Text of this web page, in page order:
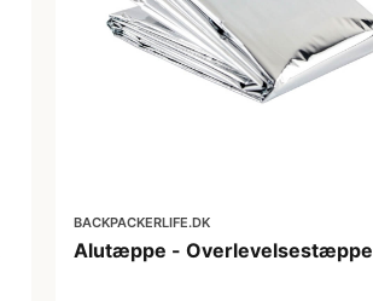
BACKPACKERLIFE.DK
Alutæppe - Overlevelsestæppe